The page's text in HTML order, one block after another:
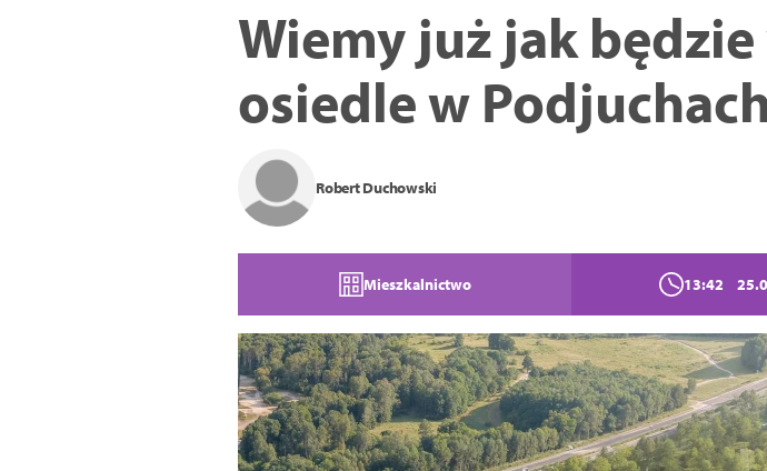
Wiemy już jak
osiedle w
Robert Duchowski
Mieszkalnictwo 13:42